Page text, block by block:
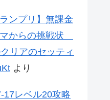
ンプリ】無課金
からの挑戦状
リアのセッティ
より
17レベル20攻略